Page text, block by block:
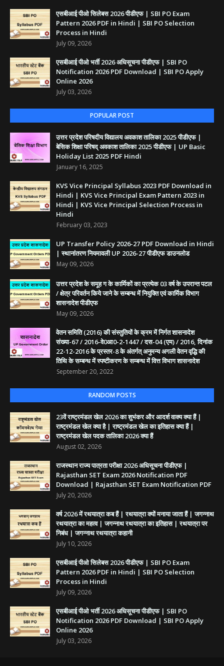
एसबीआई पीओ सिलेबस 2026 पीडीएफ | SBI PO Exam
Pattern 2026 PDF in Hindi | SBI PO Selection
Process in Hindi
July 09, 2026
एसबीआई पीओ भर्ती 2026 अधिसूचना पीडीएफ | SBI PO
Notification 2026 PDF Download | SBI PO Apply
Online 2026
July 03, 2026
POPULAR POST
उत्तर प्रदेश परिषदीय विद्यालय अवकाश तालिका 2025 पीडीएफ |
बेसिक शिक्षा परिषद् अवकाश तालिका 2025 पीडीएफ | UP Basic
Holiday List 2025 PDF Hindi
January 16, 2025
KVS Vice Principal Syllabus 2023 PDF Download in
Hindi | KVS Vice Principal Exam Pattern 2023 in
Hindi | KVS Vice Principal Selection Process in
Hindi
February 03, 2023
UP Transfer Policy 2026-27 PDF Download in Hindi
| स्थानांतरण नियमावली UP 2026-27 पीडीएफ डाउनलोड
May 09, 2026
उत्तर प्रदेश के समूह ग के कार्मिकों का प्रत्येक 03 वर्ष के उपरान्त पटल
/ क्षेत्र परिवर्तन किये जाने के सम्बन्ध में नियुक्ति एवं कार्मिक विभाग
शासनादेश पीडीएफ
May 09, 2026
वेतन समिति (2016) की संस्तुतियों के क्रम में निर्गत शासनादेश
संख्या-67 / 2016-वे0आ0-2-1447 / दस-04 (एम) / 2016, दिनांक
22-12-2016 के प्रस्तर-8 के अंतर्गत् अनुमन्य अगली वेतन वृद्धि की
तिथि के सम्बन्ध में स्पष्टीकरण के सम्बन्ध में वित्त विभाग शासनादेश
September 20, 2022
RANDOM POSTS
23वें राष्ट्रमंडल खेल 2026 का शुभंकर और आदर्श वाक्य क्या हैं |
राष्ट्रमंडल खेल क्या है | राष्ट्रमंडल खेल का इतिहास क्या हैं |
राष्ट्रमंडल खेल पदक तालिका 2026 क्या हैं
August 02, 2026
राजस्थान राज्य पात्रता परीक्षा 2026 अधिसूचना पीडीएफ |
Rajasthan SET Exam 2026 Notification PDF
Download | Rajasthan SET Exam Notification PDF
July 20, 2026
वर्ष 2026 में रथयात्रा कब हैं | रथयात्रा क्यों मनाया जाता हैं | जगन्नाथ
रथयात्रा का महत्व | जगन्नाथ रथयात्रा का इतिहास | रथयात्रा पर
निबंध | जगन्नाथ रथयात्रा कहानी
July 10, 2026
एसबीआई पीओ सिलेबस 2026 पीडीएफ | SBI PO Exam
Pattern 2026 PDF in Hindi | SBI PO Selection
Process in Hindi
July 09, 2026
एसबीआई पीओ भर्ती 2026 अधिसूचना पीडीएफ | SBI PO
Notification 2026 PDF Download | SBI PO Apply
Online 2026
July 03, 2026